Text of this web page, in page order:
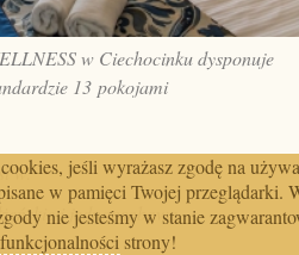
w Ciechocinku dysponuje
13 pokojami
w:
i jednoosobowe
jeśli wyrażasz zgodę na
w pamięci Twojej przeglądarki.
nie jesteśmy w stanie
strony!